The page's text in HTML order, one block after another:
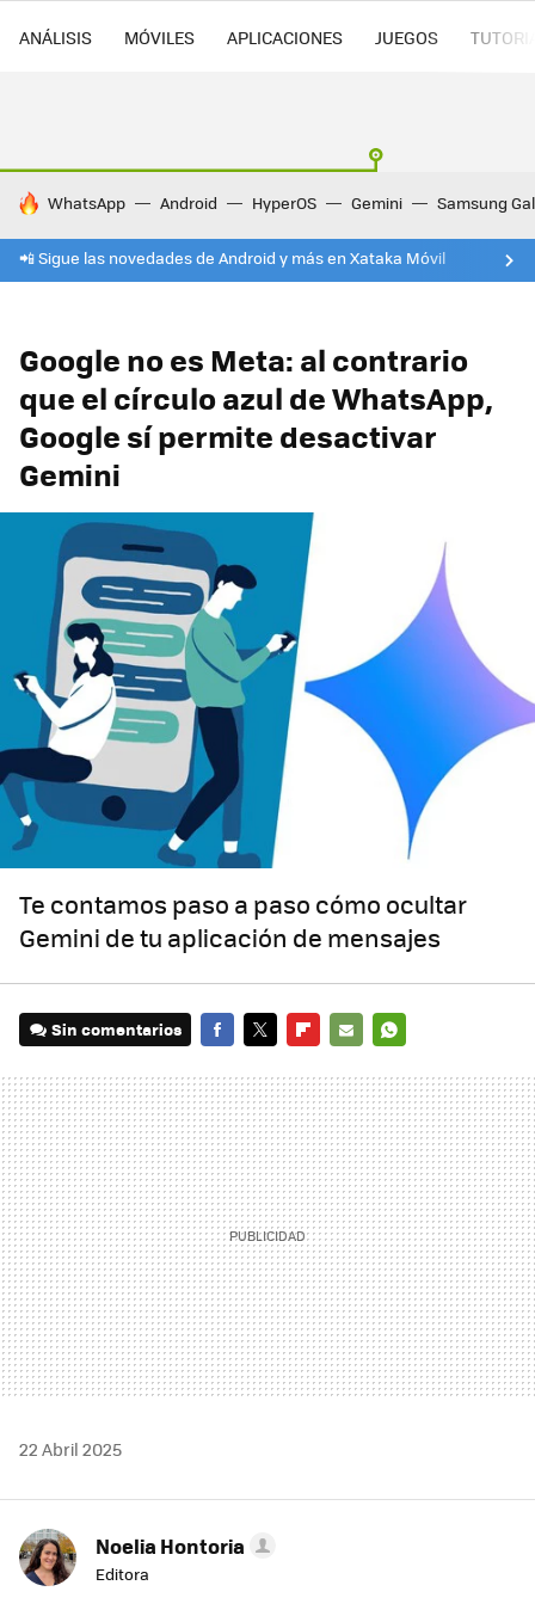
ANÁLISIS MÓVILES APLICACIONES JUEGOS
HOY SE HABLA DE
WhatsApp Android HyperOS Gemini Samsung
📲 Sigue las novedades de Android y más en Xataka Móvil
Google no es Meta: al contrario
que el círculo azul de WhatsApp,
Google sí permite desactivar
Gemini
Te contamos paso a paso cómo ocultar
Gemini de tu aplicación de mensajes
Sin comentarios
MAIL
22 Abril 2025
Noelia Hontoria
Editora